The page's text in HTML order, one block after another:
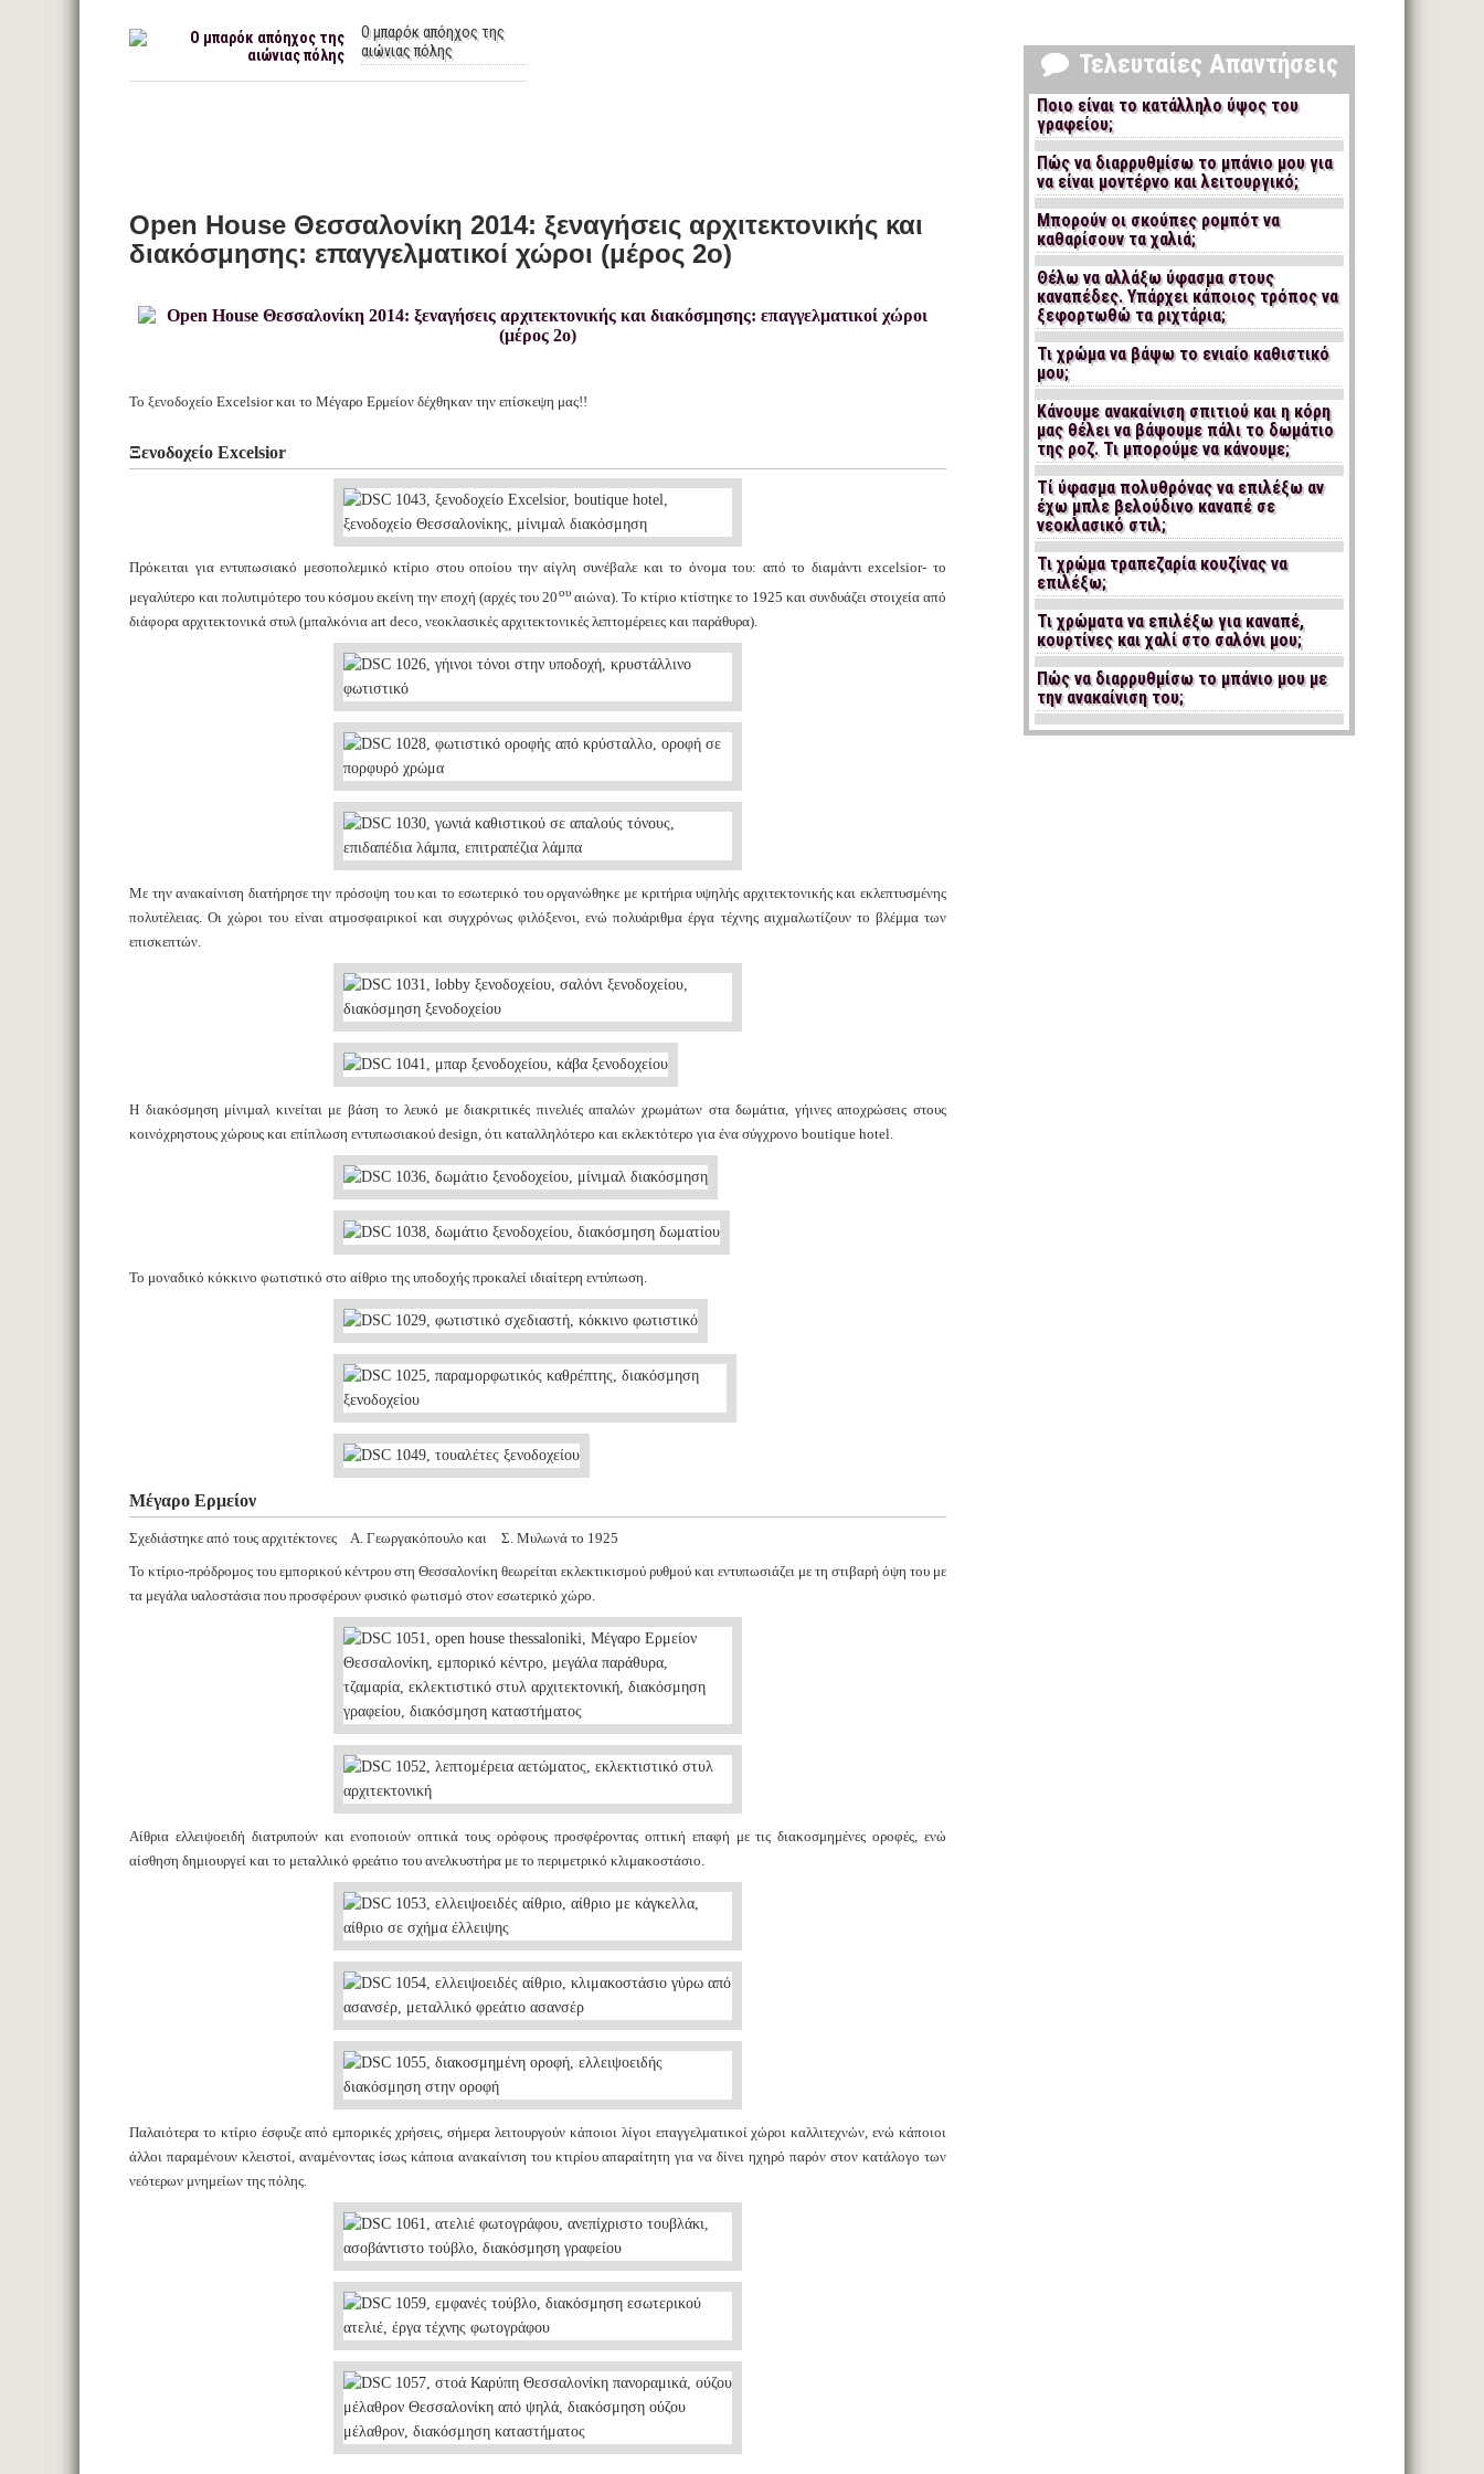
Ο μπαρόκ απόηχος της
αιώνιας πόλης
Open House Θεσσαλονίκη 2014: ξεναγήσεις αρχιτεκτονικής και
διακόσμησης: επαγγελματικοί χώροι (μέρος 2ο)
Το ξενοδοχείο Excelsior και το Μέγαρο Ερμείον δέχθηκαν την επίσκεψη μας!!
Ξενοδοχείο Excelsior
Πρόκειται για εντυπωσιακό μεσοπολεμικό κτίριο στου οποίου την αίγλη συνέβαλε και το όνομα του: από το διαμάντι excelsior- το
μεγαλύτερο και πολυτιμότερο του κόσμου εκείνη την εποχή (αρχές του 20ου αιώνα). Το κτίριο κτίστηκε το 1925 και συνδυάζει στοιχεία από
διάφορα αρχιτεκτονικά στυλ (μπαλκόνια art deco, νεοκλασικές αρχιτεκτονικές λεπτομέρειες και παράθυρα).
Με την ανακαίνιση διατήρησε την πρόσοψη του και το εσωτερικό του οργανώθηκε με κριτήρια υψηλής αρχιτεκτονικής και εκλεπτυσμένης
πολυτέλειας. Οι χώροι του είναι ατμοσφαιρικοί και συγχρόνως φιλόξενοι, ενώ πολυάριθμα έργα τέχνης αιχμαλωτίζουν το βλέμμα των
επισκεπτών.
Η διακόσμηση μίνιμαλ κινείται με βάση το λευκό με διακριτικές πινελιές απαλών χρωμάτων στα δωμάτια, γήινες αποχρώσεις στους
κοινόχρηστους χώρους και επίπλωση εντυπωσιακού design, ότι καταλληλότερο και εκλεκτότερο για ένα σύγχρονο boutique hotel.
Το μοναδικό κόκκινο φωτιστικό στο αίθριο της υποδοχής προκαλεί ιδιαίτερη εντύπωση.
Μέγαρο Ερμείον
Σχεδιάστηκε από τους αρχιτέκτονες Α. Γεωργακόπουλο και Σ. Μυλωνά το 1925
Το κτίριο-πρόδρομος του εμπορικού κέντρου στη Θεσσαλονίκη θεωρείται εκλεκτικισμού ρυθμού και εντυπωσιάζει με τη στιβαρή όψη του με
τα μεγάλα υαλοστάσια που προσφέρουν φυσικό φωτισμό στον εσωτερικό χώρο.
Αίθρια ελλειψοειδή διατρυπούν και ενοποιούν οπτικά τους ορόφους προσφέροντας οπτική επαφή με τις διακοσμημένες οροφές, ενώ
αίσθηση δημιουργεί και το μεταλλικό φρεάτιο του ανελκυστήρα με το περιμετρικό κλιμακοστάσιο.
Παλαιότερα το κτίριο έσφυζε από εμπορικές χρήσεις, σήμερα λειτουργούν κάποιοι λίγοι επαγγελματικοί χώροι καλλιτεχνών, ενώ κάποιοι
άλλοι παραμένουν κλειστοί, αναμένοντας ίσως κάποια ανακαίνιση του κτιρίου απαραίτητη για να δίνει ηχηρό παρόν στον κατάλογο των
νεότερων μνημείων της πόλης.
Τελευταίες Απαντήσεις
Ποιο είναι το κατάλληλο ύψος του
γραφείου;
Πώς να διαρρυθμίσω το μπάνιο μου για
να είναι μοντέρνο και λειτουργικό;
Μπορούν οι σκούπες ρομπότ να
καθαρίσουν τα χαλιά;
Θέλω να αλλάξω ύφασμα στους
καναπέδες. Υπάρχει κάποιος τρόπος να
ξεφορτωθώ τα ριχτάρια;
Τι χρώμα να βάψω το ενιαίο καθιστικό
μου;
Κάνουμε ανακαίνιση σπιτιού και η κόρη
μας θέλει να βάψουμε πάλι το δωμάτιο
της ροζ. Τι μπορούμε να κάνουμε;
Τί ύφασμα πολυθρόνας να επιλέξω αν
έχω μπλε βελούδινο καναπέ σε
νεοκλασικό στιλ;
Τι χρώμα τραπεζαρία κουζίνας να
επιλέξω;
Τι χρώματα να επιλέξω για καναπέ,
κουρτίνες και χαλί στο σαλόνι μου;
Πώς να διαρρυθμίσω το μπάνιο μου με
την ανακαίνιση του;